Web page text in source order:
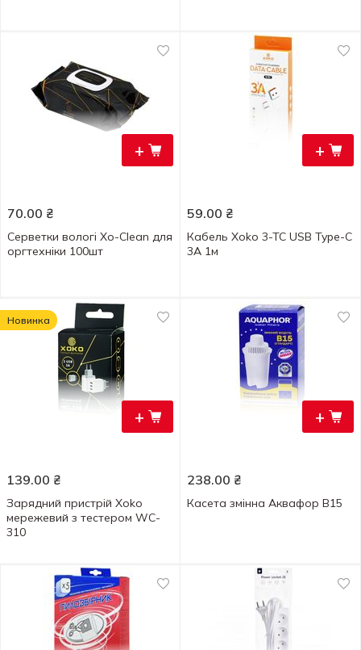
+
70.00 ₴
Серветки вологі Xo-Clean для
оргтехніки 100шт
+
59.00 ₴
Кабель Xoko 3-TC USB Type-C
3A 1м
+
Новинка
139.00 ₴
Зарядний пристрій Xoko
мережевий з тестером WC-
310
+
238.00 ₴
Касета змінна Аквафор В15